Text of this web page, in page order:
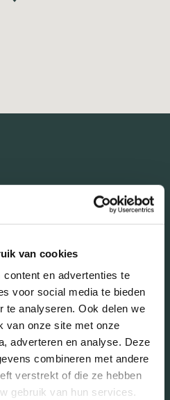
van cookies
en advertenties te
voor social media te bieden
te analyseren. Ook delen we
van onze site met onze
adverteren en analyse. Deze
combineren met andere
verstrekt of die ze hebben
gebruik van hun services.
0 - 15 jaar (20.12%)
15 - 25 jaar (10.22%)
25 - 45 jaar (35.37%)
45 - 65 jaar (21.93%)
65+ jaar (12.37%)